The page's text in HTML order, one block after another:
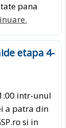
pana
etapa 4-
intr-unul
a patra din
si in